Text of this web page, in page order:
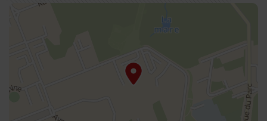
48.951202,2.570753